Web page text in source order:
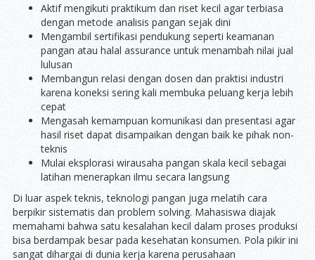
Aktif mengikuti praktikum dan riset kecil agar terbiasa
dengan metode analisis pangan sejak dini
Mengambil sertifikasi pendukung seperti keamanan
pangan atau halal assurance untuk menambah nilai jual
lulusan
Membangun relasi dengan dosen dan praktisi industri
karena koneksi sering kali membuka peluang kerja lebih
cepat
Mengasah kemampuan komunikasi dan presentasi agar
hasil riset dapat disampaikan dengan baik ke pihak non-
teknis
Mulai eksplorasi wirausaha pangan skala kecil sebagai
latihan menerapkan ilmu secara langsung
Di luar aspek teknis, teknologi pangan juga melatih cara
berpikir sistematis dan problem solving. Mahasiswa diajak
memahami bahwa satu kesalahan kecil dalam proses produksi
bisa berdampak besar pada kesehatan konsumen. Pola pikir ini
sangat dihargai di dunia kerja karena perusahaan